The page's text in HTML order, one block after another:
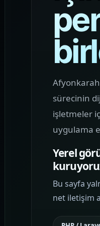
sürecinin
işletmeler
uygulama
Yerel
Bu sayfa
net iletişim